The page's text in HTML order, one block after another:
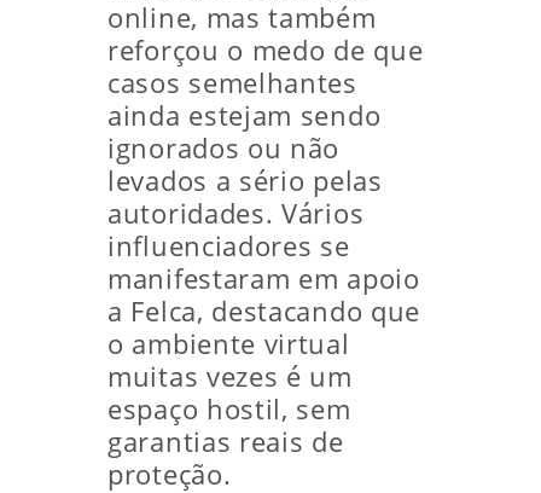
online, mas também
reforçou o medo de que
casos semelhantes
ainda estejam sendo
ignorados ou não
levados a sério pelas
autoridades. Vários
influenciadores se
manifestaram em apoio
a Felca, destacando que
o ambiente virtual
muitas vezes é um
espaço hostil, sem
garantias reais de
proteção.